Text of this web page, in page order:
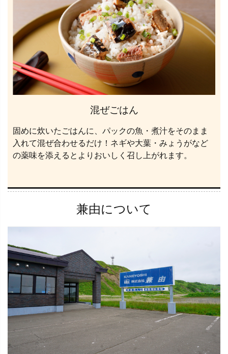
混ぜごはん
固めに炊いたごはんに、パックの魚・煮汁をそのまま
入れて混ぜ合わせるだけ！ネギや大葉・みょうがなど
の薬味を添えるとよりおいしく召し上がれます。
兼由について